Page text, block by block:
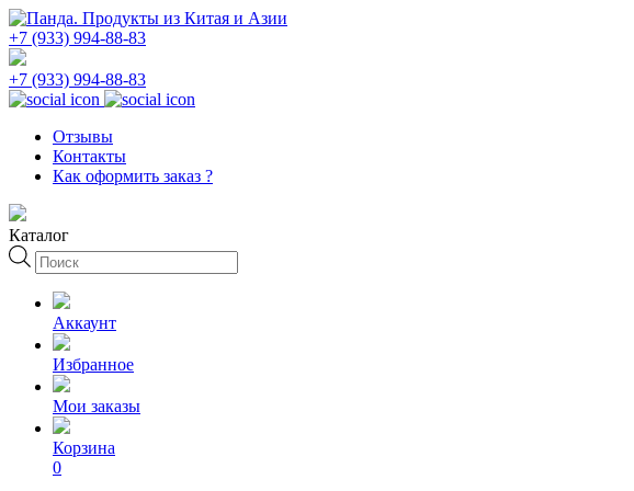
+7 (933) 994-88-83
+7 (933) 994-88-83
Отзывы
Контакты
Как оформить заказ ?
Каталог
Поиск
товаров
Аккаунт
Избранное
Мои заказы
Корзина
0